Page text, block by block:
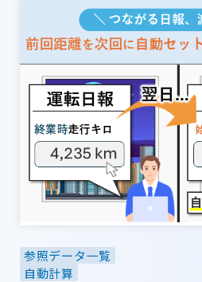
参照データ一覧
自動計算